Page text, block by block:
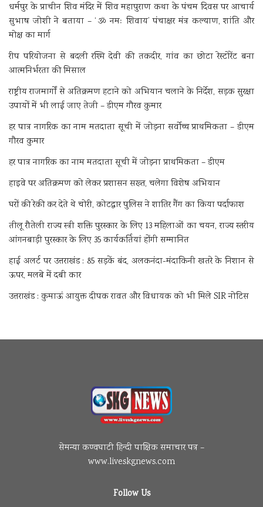
धर्मपुर के प्राचीन शिव मंदिर में शिव महापुराण कथा के पंचम दिवस पर आचार्य
सुभाष जोशी ने बताया – ‘ॐ नमः शिवाय’ पंचाक्षर मंत्र कल्याण, शांति और
मोक्ष का मार्ग
रीप परियोजना से बदली रश्मि देवी की तकदीर, गांव का छोटा रेस्टोरेंट बना
आत्मनिर्भरता की मिसाल
राष्ट्रीय राजमार्गों से अतिक्रमण हटाने को अभियान चलाने के निर्देश, सड़क सुरक्षा
उपायों में भी लाई जाए तेजी – डीएम गौरव कुमार
हर पात्र नागरिक का नाम मतदाता सूची में जोड़ना सर्वोच्च प्राथमिकता – डीएम
गौरव कुमार
हर पात्र नागरिक का नाम मतदाता सूची में जोड़ना प्राथमिकता – डीएम
हाइवे पर अतिक्रमण को लेकर प्रशासन सख्त, चलेगा विशेष अभियान
घरों की रेकी कर देते थे चोरी, कोटद्वार पुलिस ने शातिर गैंग का किया पर्दाफाश
तीलू रौतेली राज्य स्त्री शक्ति पुरस्कार के लिए 13 महिलाओं का चयन, राज्य स्तरीय
आंगनबाड़ी पुरस्कार के लिए 35 कार्यकर्तियां होंगी सम्मानित
हाई अलर्ट पर उत्तराखंड : 85 सड़कें बंद, अलकनंदा-मंदाकिनी खतरे के निशान से
ऊपर, मलबे में दबी कार
उत्तराखंड : कुमाऊं आयुक्त दीपक रावत और विधायक को भी मिले SIR नोटिस
सेमन्या कण्वघाटी हिन्दी पाक्षिक समाचार पत्र –
www.liveskgnews.com
Follow Us